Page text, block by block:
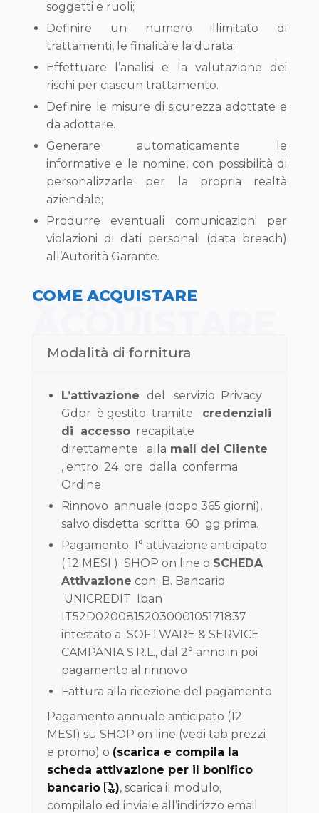
soggetti e ruoli;
Definire un numero illimitato di
trattamenti, le finalità e la durata;
Effettuare l’analisi e la valutazione dei
rischi per ciascun trattamento.
Definire le misure di sicurezza adottate e
da adottare.
Generare automaticamente le
informative e le nomine, con possibilità di
personalizzarle per la propria realtà
aziendale;
Produrre eventuali comunicazioni per
violazioni di dati personali (data breach)
all’Autorità Garante.
COME ACQUISTARE
COME
Modalità di fornitura
L’attivazione del servizio Privacy
Gdpr è gestito tramite
credenziali
di accesso recapitate
direttamente alla mail del Cliente
, entro 24 ore dalla conferma
Ordine
Rinnovo annuale (dopo 365 giorni),
salvo disdetta scritta 60 gg prima.
Pagamento: 1° attivazione anticipato
( 12 MESI ) SHOP on line o SCHEDA
Attivazione con B. Bancario
UNICREDIT Iban
IT52D0200815203000105171837
intestato a SOFTWARE & SERVICE
CAMPANIA S.R.L., dal 2° anno in poi
pagamento al rinnovo
Fattura alla ricezione del pagamento
Pagamento annuale anticipato (12
MESI) su SHOP on line (vedi tab prezzi
e promo) o (scarica e compila la
scheda attivazione per il bonifico
bancario
), scarica il modulo,
compilalo ed inviale all’indirizzo email